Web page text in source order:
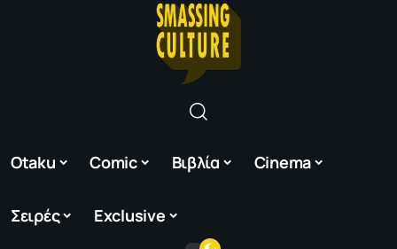
Otaku Comic Βιβλία Cinema
Σειρές Exclusive